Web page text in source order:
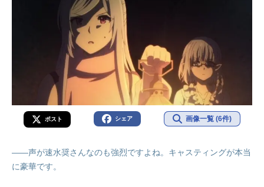
ポスト シェア 画像一覧 (6件)
――声が速水奨さんなのも強烈ですよね。キャスティングが本当
に豪華です。